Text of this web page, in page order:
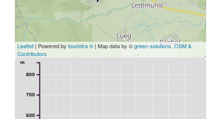
Leaflet | Powered by tourinfra ® | Map data by ©green-solutions,OSM &
Contributors
600
700
800
m